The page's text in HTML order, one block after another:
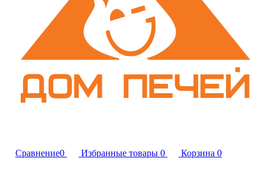
Сравнение0 Избранные товары 0 Корзина 0